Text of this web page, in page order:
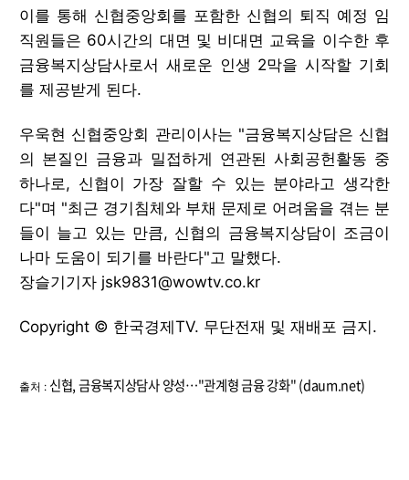
이를 통해 신협중앙회를 포함한 신협의 퇴직 예정 임
직원들은 60시간의 대면 및 비대면 교육을 이수한 후
금융복지상담사로서 새로운 인생 2막을 시작할 기회
를 제공받게 된다.
우욱현 신협중앙회 관리이사는 "금융복지상담은 신협
의 본질인 금융과 밀접하게 연관된 사회공헌활동 중
하나로, 신협이 가장 잘할 수 있는 분야라고 생각한
다"며 "최근 경기침체와 부채 문제로 어려움을 겪는 분
들이 늘고 있는 만큼, 신협의 금융복지상담이 조금이
나마 도움이 되기를 바란다"고 말했다.
장슬기기자 jsk9831@wowtv.co.kr
Copyright © 한국경제TV. 무단전재 및 재배포 금지.
출처 : 신협, 금융복지상담사 양성…"관계형 금융 강화" (daum.net)